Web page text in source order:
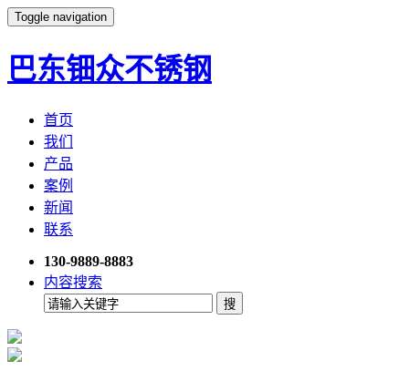
Toggle navigation
巴东钿众不锈钢
首页
我们
产品
案例
新闻
联系
130-9889-8883
内容搜索